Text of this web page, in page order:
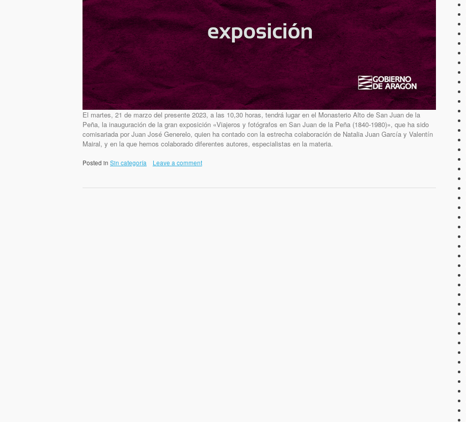
El martes, 21 de marzo del presente 2023, a las 10,30 horas, tendrá lugar en el Monasterio Alto de San Juan de la
Peña, la inauguración de la gran exposición «Viajeros y fotógrafos en San Juan de la Peña (1840-1980)», que ha sido
comisariada por Juan José Generelo, quien ha contado con la estrecha colaboración de Natalia Juan García y Valentín
Mairal, y en la que hemos colaborado diferentes autores, especialistas en la materia.
Posted in Sin categoría Leave a comment